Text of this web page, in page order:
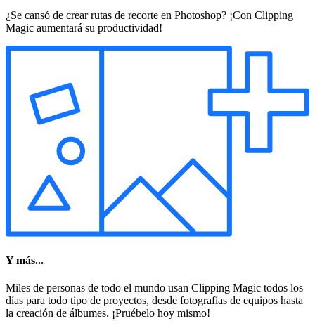
¿Se cansó de crear rutas de recorte en Photoshop? ¡Con Clipping
Magic aumentará su productividad!
Y más...
Miles de personas de todo el mundo usan Clipping Magic todos los
días para todo tipo de proyectos, desde fotografías de equipos hasta
la creación de álbumes. ¡Pruébelo hoy mismo!